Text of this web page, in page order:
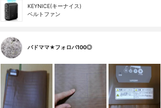
KEYNICE(キーナイス)
ベルトファン
バドママ★フォロバ100◎